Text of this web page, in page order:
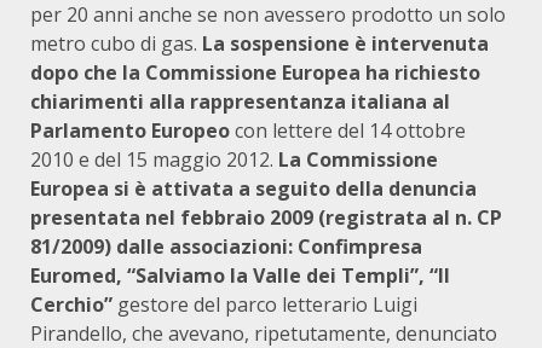
per 20 anni anche se non avessero prodotto un solo
metro cubo di gas. La sospensione è intervenuta
dopo che la Commissione Europea ha richiesto
chiarimenti alla rappresentanza italiana al
Parlamento Europeocon lettere del 14 ottobre
2010 e del 15 maggio 2012. La Commissione
Europea si è attivata a seguito della denuncia
presentata nel febbraio 2009 (registrata al n. CP
81/2009) dalle associazioni: Confimpresa
Euromed, “Salviamo la Valle dei Templi”, “Il
Cerchio” gestore del parco letterario Luigi
Pirandello, che avevano, ripetutamente, denunciato